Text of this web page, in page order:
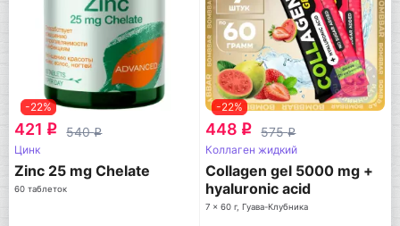
-22%
421 q 540q
Цинк
Zinc 25 mg Chelate
60 таблеток
-22%
448 q 575q
Коллаген жидкий
Collagen gel 5000 mg +
hyaluronic acid
7 x 60 г, Гуава-Клубника